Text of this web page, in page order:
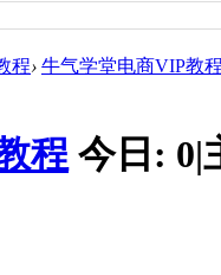
程› 牛气学堂电商VIP教
程 今日: 0|